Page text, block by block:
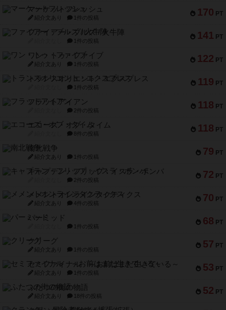
170 PT
マーケットフレッシュ
紹介文あり 1件の投稿
141 PT
ファイアー・ブルズ / 火牛陣
1件の投稿
122 PT
ワン・トゥ・ファイブ
紹介文あり 1件の投稿
119 PT
トランスオリエント・エクスプレス
1件の投稿
118 PT
フラットアイアン
2件の投稿
118 PT
エコーズ・オブ・タイム
8件の投稿
79 PT
南北戦争
紹介文あり 1件の投稿
72 PT
キャプテン・フリップ：イスラ・ボンバ
2件の投稿
70 PT
メメントオンラインタクティクス
紹介文あり 4件の投稿
68 PT
パーミッド
1件の投稿
57 PT
クリーグ
紹介文あり 1件の投稿
53 PT
セミファイナル ～お前はまだ生きている～
紹介文あり 1件の投稿
52 PT
ふたつの街の物語
紹介文あり 18件の投稿